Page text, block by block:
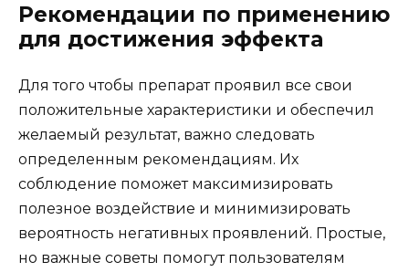
Рекомендации по применению
для достижения эффекта
Для того чтобы препарат проявил все свои
положительные характеристики и обеспечил
желаемый результат, важно следовать
определенным рекомендациям. Их
соблюдение поможет максимизировать
полезное воздействие и минимизировать
вероятность негативных проявлений. Простые,
но важные советы помогут пользователям